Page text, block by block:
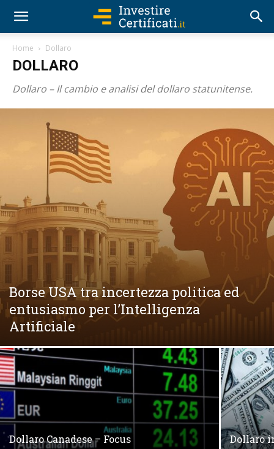
Home Dollaro
DOLLARO
Dollaro – Il cambio e analisi del dollaro statunitense.
Borse USA tra incertezza politica ed
entusiasmo per l’Intelligenza
Artificiale
Dollaro Canadese – Focus Dollaro